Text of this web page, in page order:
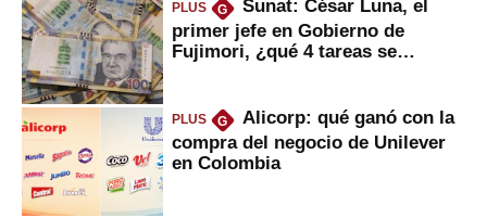
PLUS G
Sunat: César Luna, el
primer jefe en Gobierno de
Fujimori, ¿qué 4 tareas se
PLUS G
Alicorp: qué ganó con la
compra del negocio de Unilever
en Colombia